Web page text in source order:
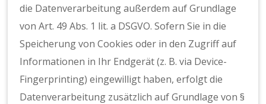
die Datenverarbeitung außerdem auf Grundlage
von Art. 49 Abs. 1 lit. a DSGVO. Sofern Sie in die
Speicherung von Cookies oder in den Zugriff auf
Informationen in Ihr Endgerät (z. B. via Device-
Fingerprinting) eingewilligt haben, erfolgt die
Datenverarbeitung zusätzlich auf Grundlage von §